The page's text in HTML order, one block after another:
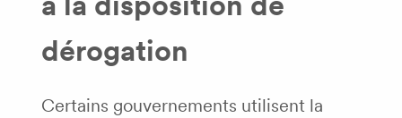
dérogation
Certains gouvernements utilisent la